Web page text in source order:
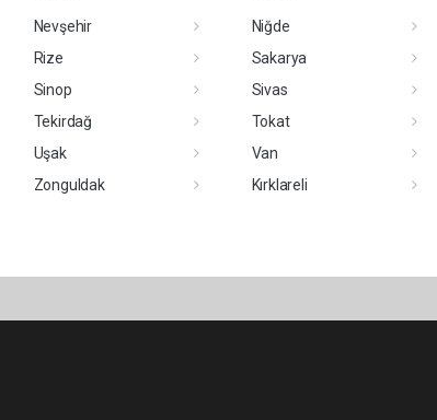
Nevşehir
Niğde
Rize
Sakarya
Sinop
Sivas
Tekirdağ
Tokat
Uşak
Van
Zonguldak
Kırklareli